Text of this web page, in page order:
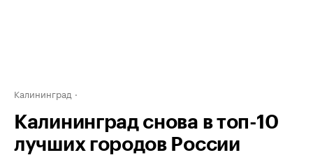
Калининград
Калининград снова в топ-10
лучших городов России